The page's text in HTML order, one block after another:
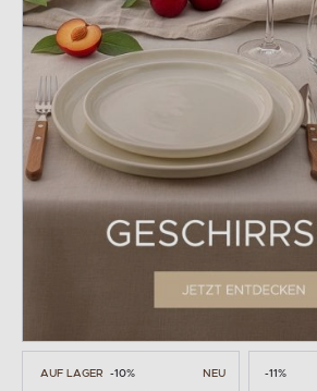
NEU
AUF LAGER -10% -11%